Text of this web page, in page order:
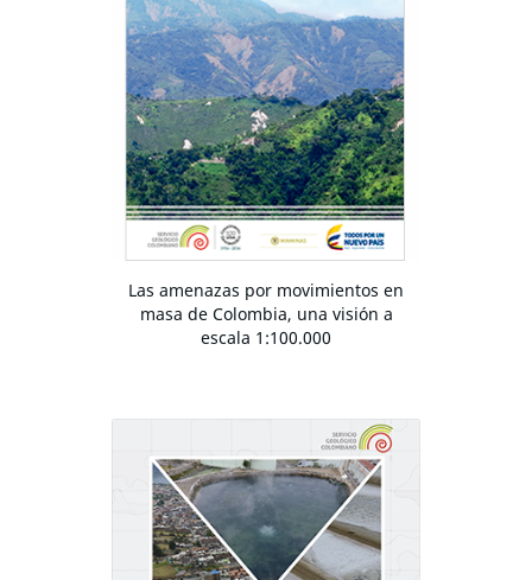
Las amenazas por movimientos en
masa de Colombia, una visión a
escala 1:100.000